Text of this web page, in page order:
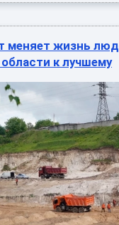
меняет жизнь
к лучшему